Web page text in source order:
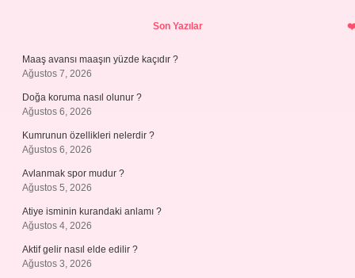
Son Yazılar
Maaş avansı maaşın yüzde kaçıdır ?
Ağustos 7, 2026
Doğa koruma nasıl olunur ?
Ağustos 6, 2026
Kumrunun özellikleri nelerdir ?
Ağustos 6, 2026
Avlanmak spor mudur ?
Ağustos 5, 2026
Atiye isminin kurandaki anlamı ?
Ağustos 4, 2026
Aktif gelir nasıl elde edilir ?
Ağustos 3, 2026